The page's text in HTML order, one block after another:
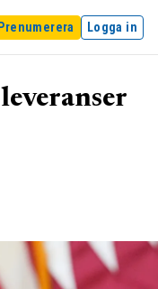
Logga in